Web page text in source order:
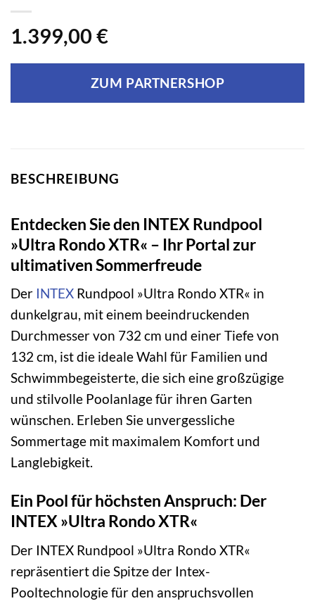
1.399,00 €
ZUM PARTNERSHOP
BESCHREIBUNG
Entdecken Sie den INTEX Rundpool
»Ultra Rondo XTR« – Ihr Portal zur
ultimativen Sommerfreude
Der INTEX Rundpool »Ultra Rondo XTR« in
dunkelgrau, mit einem beeindruckenden
Durchmesser von 732 cm und einer Tiefe von
132 cm, ist die ideale Wahl für Familien und
Schwimmbegeisterte, die sich eine großzügige
und stilvolle Poolanlage für ihren Garten
wünschen. Erleben Sie unvergessliche
Sommertage mit maximalem Komfort und
Langlebigkeit.
Ein Pool für höchsten Anspruch: Der
INTEX »Ultra Rondo XTR«
Der INTEX Rundpool »Ultra Rondo XTR«
repräsentiert die Spitze der Intex-
Pooltechnologie für den anspruchsvollen